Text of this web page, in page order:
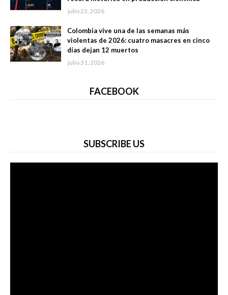
julio 23, 2026
Colombia vive una de las semanas más
violentas de 2026: cuatro masacres en cinco
días dejan 12 muertos
julio 31, 2026
FACEBOOK
SUBSCRIBE US